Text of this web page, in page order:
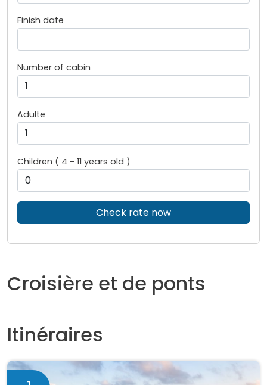
Finish date
Number of cabin
Adulte
Children ( 4 - 11 years old )
Check rate now
Croisière et de ponts
Itinéraires